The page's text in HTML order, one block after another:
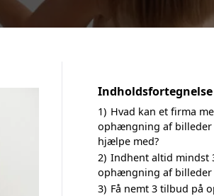
Indholdsfortegnelse
1) Hvad kan et firma
ophængning af billeder
hjælpe med?
2) Indhent altid mindst
ophængning af billeder
3) Få nemt 3 tilbud på